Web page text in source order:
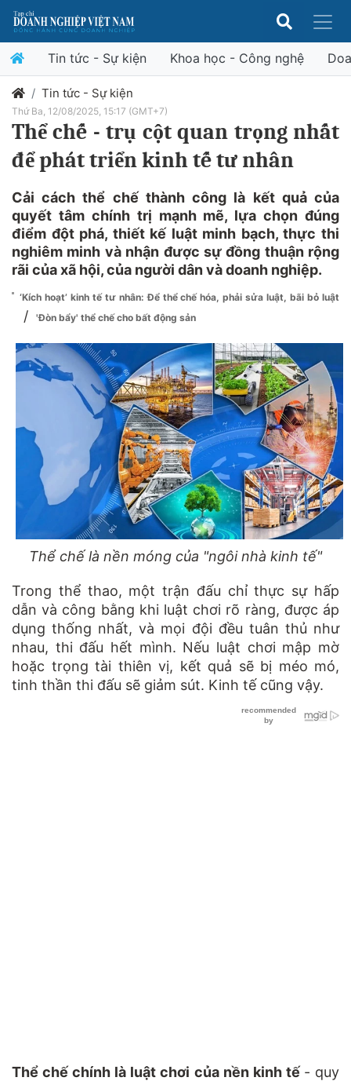
Tin tức - Sự kiện Khoa học - Công nghệ
Tin tức - Sự kiện
Thứ Ba, 12/08/2025, 15:17 (GMT+7)
Thể chế - trụ cột quan trọng nhất
để phát triển kinh tế tư nhân
Cải cách thể chế thành công là kết quả của
quyết tâm chính trị mạnh mẽ, lựa chọn đúng
điểm đột phá, thiết kế luật minh bạch, thực thi
nghiêm minh và nhận được sự đồng thuận rộng
rãi của xã hội, của người dân và doanh nghiệp.
‘Kích hoạt’ kinh tế tư nhân: Để thể chế hóa, phải sửa luật, bãi bỏ luật
/ 'Đòn bẩy' thể chế cho bất động sản
Thể chế là nền móng của "ngôi nhà kinh tế"
Trong thể thao, một trận đấu chỉ thực sự hấp
dẫn và công bằng khi luật chơi rõ ràng, được áp
dụng thống nhất, và mọi đội đều tuân thủ như
nhau, thi đấu hết mình. Nếu luật chơi mập mờ
hoặc trọng tài thiên vị, kết quả sẽ bị méo mó,
tinh thần thi đấu sẽ giảm sút. Kinh tế cũng vậy.
Thể chế chính là luật chơi của nền kinh tế - quy